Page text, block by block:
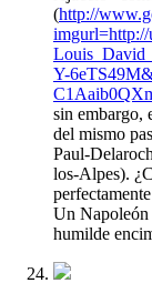
(http://
imgurl=http://
Y-
sin embargo,
del mismo
Paul-
los-Alpes).
Un Napoleón
humilde